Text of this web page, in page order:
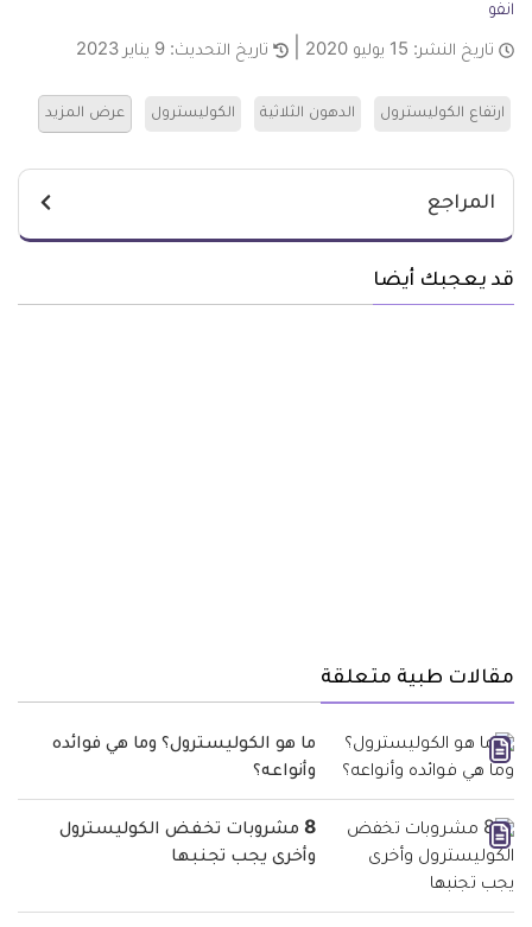
انفو
تاريخ النشر: 15 يوليو 2020 تاريخ التحديث: 9 يناير 2023
ارتفاع الكوليسترول الدهون الثلاثية الكوليسترول عرض المزيد
المراجع
قد يعجبك أيضا
مقالات طبية متعلقة
ما هو الكوليسترول؟ وما هي فوائده
وأنواعه؟
8 مشروبات تخفض الكوليسترول
وأخرى يجب تجنبها